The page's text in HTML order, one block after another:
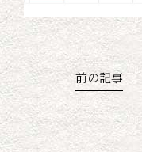
前の記事